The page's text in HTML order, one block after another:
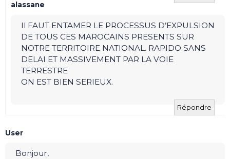
alassane
Il FAUT ENTAMER LE PROCESSUS D’EXPULSION
DE TOUS CES MAROCAINS PRESENTS SUR
NOTRE TERRITOIRE NATIONAL. RAPIDO SANS
DELAI ET MASSIVEMENT PAR LA VOIE
TERRESTRE
ON EST BIEN SERIEUX.
Répondre
User
Bonjour,